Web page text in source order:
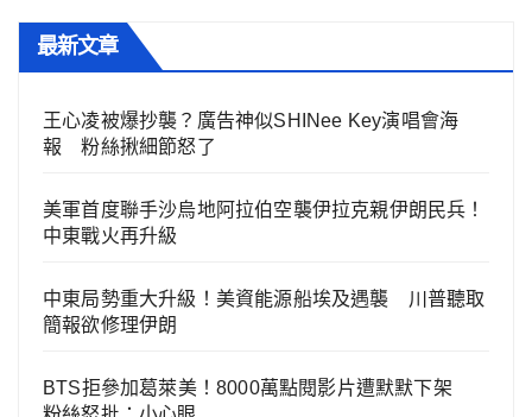
最新文章
王心凌被爆抄襲？廣告神似SHINee Key演唱會海
報 粉絲揪細節怒了
美軍首度聯手沙烏地阿拉伯空襲伊拉克親伊朗民兵！
中東戰火再升級
中東局勢重大升級！美資能源船埃及遇襲 川普聽取
簡報欲修理伊朗
BTS拒參加葛萊美！8000萬點閱影片遭默默下架